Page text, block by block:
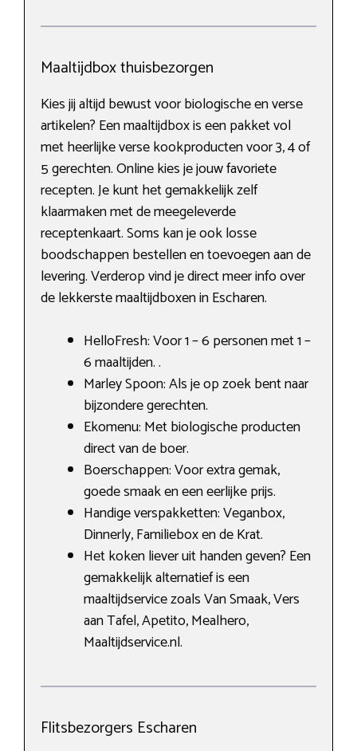
Maaltijdbox thuisbezorgen
Kies jij altijd bewust voor biologische en verse
artikelen? Een maaltijdbox is een pakket vol
met heerlijke verse kookproducten voor 3, 4 of
5 gerechten. Online kies je jouw favoriete
recepten. Je kunt het gemakkelijk zelf
klaarmaken met de meegeleverde
receptenkaart. Soms kan je ook losse
boodschappen bestellen en toevoegen aan de
levering. Verderop vind je direct meer info over
de lekkerste maaltijdboxen in Escharen.
HelloFresh: Voor 1 – 6 personen met 1 –
6 maaltijden. .
Marley Spoon: Als je op zoek bent naar
bijzondere gerechten.
Ekomenu: Met biologische producten
direct van de boer.
Boerschappen: Voor extra gemak,
goede smaak en een eerlijke prijs.
Handige verspakketten: Veganbox,
Dinnerly, Familiebox en de Krat.
Het koken liever uit handen geven? Een
gemakkelijk alternatief is een
maaltijdservice zoals Van Smaak, Vers
aan Tafel, Apetito, Mealhero,
Maaltijdservice.nl.
Flitsbezorgers Escharen